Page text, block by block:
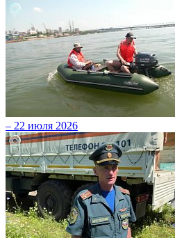
– 22 июля 2026